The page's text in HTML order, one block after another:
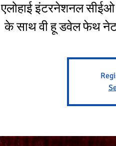
एलोहाई इंटरनेशनल
के साथ वी हू डवेल फेथ